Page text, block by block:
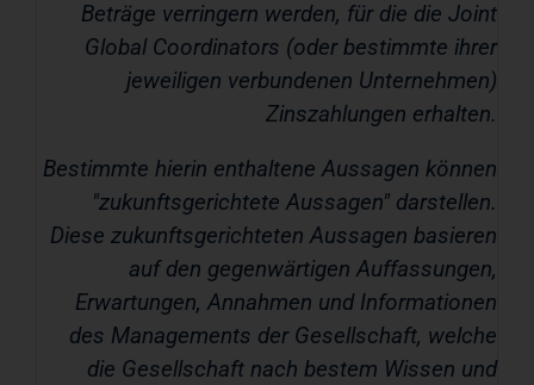
Beträge verringern werden, für die die Joint
Global Coordinators (oder bestimmte ihrer
jeweiligen verbundenen Unternehmen)
Zinszahlungen erhalten.
Bestimmte hierin enthaltene Aussagen können
"zukunftsgerichtete Aussagen" darstellen.
Diese zukunftsgerichteten Aussagen basieren
auf den gegenwärtigen Auffassungen,
Erwartungen, Annahmen und Informationen
des Managements der Gesellschaft, welche
die Gesellschaft nach bestem Wissen und